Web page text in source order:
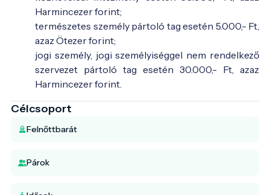
Harmincezer forint;
természetes személy pártoló tag esetén 5.000,- Ft,
azaz Ötezer forint;
jogi személy, jogi személyiséggel nem rendelkező
szervezet pártoló tag esetén 30.000,- Ft, azaz
Harmincezer forint.
Célcsoport
Felnőttbarát
Párok